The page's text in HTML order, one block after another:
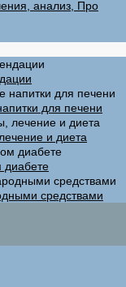
анализ, Про
для печени
и диета
диабете
средствами